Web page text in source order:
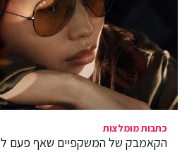
כתבות מומלצות
הקאמבק של המשקפיים שאף פעם לא